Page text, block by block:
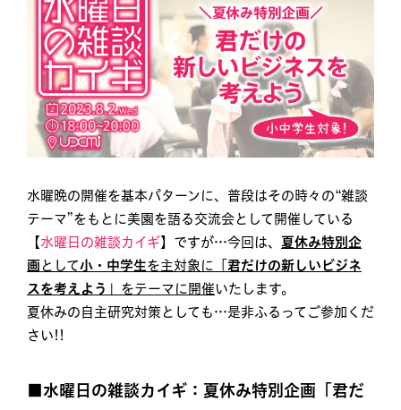
水曜晩の開催を基本パターンに、普段はその時々の“雑談
テーマ”をもとに美園を語る交流会として開催している
【 水曜日の雑談カイギ】ですが…今回は、
夏休み特別企
画 として小・中学生を主対象に「 君だけの新しいビジネ
スを考えよう
」をテーマに開催 いたします。
夏休みの自主研究対策としても…是非ふるってご参加くだ
さい!!
■水曜日の雑談カイギ：夏休み特別企画「君だ